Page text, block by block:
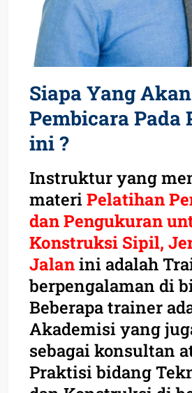
Siapa Yang
Pembicara Pada
ini ?
Instruktur yang
materiPelatihan
dan Pengukuran
Konstruksi Sipil,
Jalanini adalah
berpengalaman di
Beberapa trainer
Akademisi yang
sebagai konsultan
Praktisi bidang